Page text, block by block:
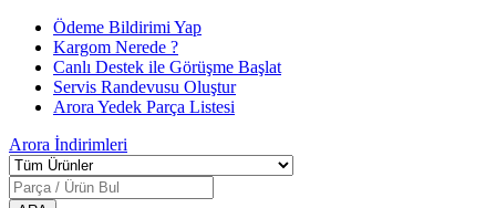
Ödeme Bildirimi Yap
Kargom Nerede ?
Canlı Destek ile Görüşme Başlat
Servis Randevusu Oluştur
Arora Yedek Parça Listesi
Arora İndirimleri